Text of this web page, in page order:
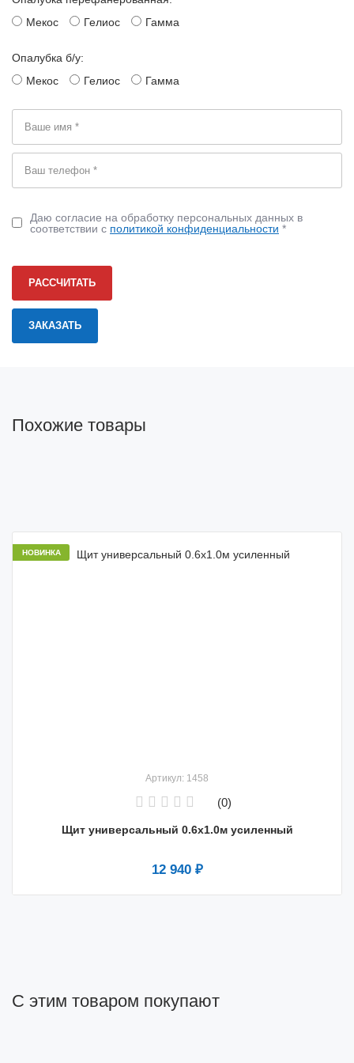
Мекос
Гелиос Гамма
Опалубка б/у:
Мекос
Гелиос Гамма
Даю согласие на обработку персональных данных в
соответствии с политикой конфиденциальности *
РАССЧИТАТЬ
Похожие товары
НОВИНКА
Артикул: 1458
(0)
Щит универсальный 0.6х1.0м усиленный
12 940 ₽
С этим товаром покупают